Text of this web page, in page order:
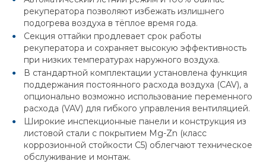
рекуператора позволяют избежать излишнего
подогрева воздуха в тёплое время года.
Секция оттайки продлевает срок работы
рекуператора и сохраняет высокую эффективность
при низких температурах наружного воздуха.
В стандартной комплектации установлена функция
поддержания постоянного расхода воздуха (CAV), а
опционально возможно использование переменного
расхода (VAV) для гибкого управления вентиляцией.
Широкие инспекционные панели и конструкция из
листовой стали с покрытием Mg-Zn (класс
коррозионной стойкости C5) облегчают техническое
обслуживание и монтаж.